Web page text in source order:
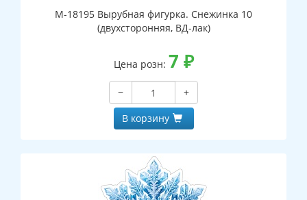
М-18195 Вырубная фигурка. Снежинка 10
(двухсторонняя, ВД-лак)
Цена розн: 7 ₽
−
+
В корзину